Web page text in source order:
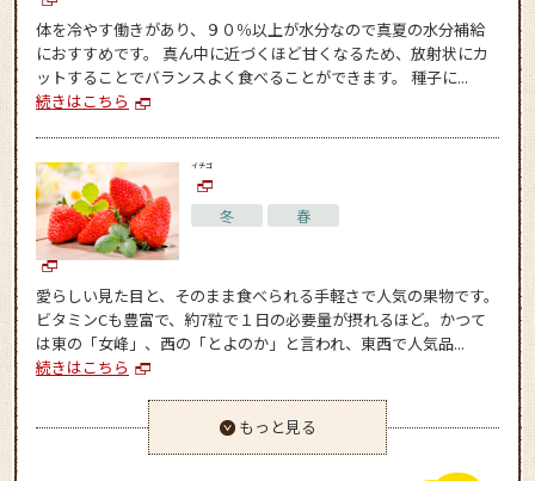
体を冷やす働きがあり、９０％以上が水分なので真夏の水分補給
におすすめです。 真ん中に近づくほど甘くなるため、放射状にカ
ットすることでバランスよく食べることができます。 種子に...
続きはこちら
イチゴ
冬 春
愛らしい見た目と、そのまま食べられる手軽さで人気の果物です。
ビタミンCも豊富で、約7粒で１日の必要量が摂れるほど。かつて
は東の「女峰」、西の「とよのか」と言われ、東西で人気品...
続きはこちら
もっと見る